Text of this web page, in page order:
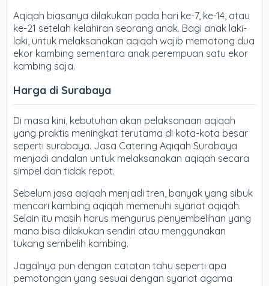
Aqiqah biasanya dilakukan pada hari ke-7, ke-14, atau
ke-21 setelah kelahiran seorang anak. Bagi anak laki-
laki, untuk melaksanakan aqiqah wajib memotong dua
ekor kambing sementara anak perempuan satu ekor
kambing saja.
Harga di Surabaya
Di masa kini, kebutuhan akan pelaksanaan aqiqah
yang praktis meningkat terutama di kota-kota besar
seperti surabaya. Jasa Catering Aqiqah Surabaya
menjadi andalan untuk melaksanakan aqiqah secara
simpel dan tidak repot.
Sebelum jasa aqiqah menjadi tren, banyak yang sibuk
mencari kambing aqiqah memenuhi syariat aqiqah.
Selain itu masih harus mengurus penyembelihan yang
mana bisa dilakukan sendiri atau menggunakan
tukang sembelih kambing.
Jagalnya pun dengan catatan tahu seperti apa
pemotongan yang sesuai dengan syariat agama